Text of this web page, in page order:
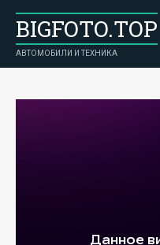
BIGFOTO.TOP
АВТОМОБИЛИ И ТЕХНИКА